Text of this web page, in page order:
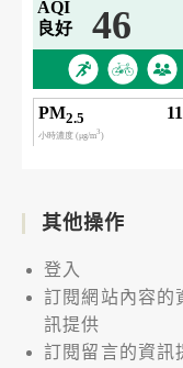
其他操作
登入
訂閱網站內容的
訊提供
訂閱留言的資訊